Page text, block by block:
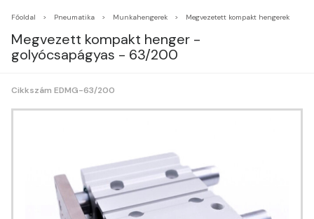
Főoldal Pneumatika Munkahengerek Megvezetett kompakt hengerek
Megvezett kompakt henger -
golyócsapágyas - 63/200
Cikkszám EDMG-63/200